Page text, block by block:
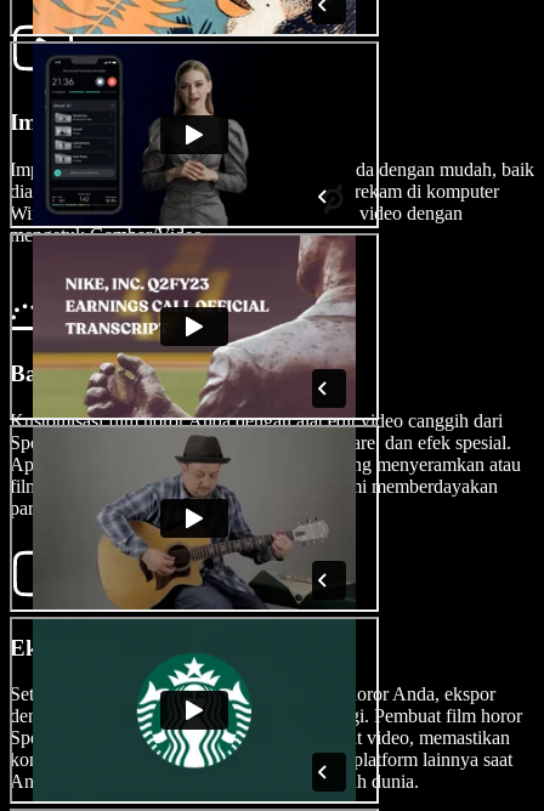
Impor Video Anda
Impor klip video, efek suara, atau gambar Anda dengan mudah, baik
diambil dari iPhone atau Android, maupun direkam di komputer
Windows atau Mac Anda, langsung ke editor video dengan
mengetuk Gambar/Video.
Bangun Film Anda
Kustomisasi film horor Anda dengan alat edit video canggih dari
Speechify Studio, termasuk animasi, jump scare, dan efek spesial.
Apakah Anda ingin membuat trailer film paling menyeramkan atau
film panjang penuh ketegangan, platform kami memberdayakan
para pembuat film.
Ekspor Film Anda
Setelah Anda menyempurnakan mahakarya horor Anda, ekspor
dengan mudah dalam format berkualitas tinggi. Pembuat film horor
Speechify Studio mendukung berbagai format video, memastikan
kompatibilitas dengan channel YouTube dan platform lainnya saat
Anda membagikan film horor Anda ke seluruh dunia.